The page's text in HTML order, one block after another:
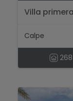
Villa
Calpe